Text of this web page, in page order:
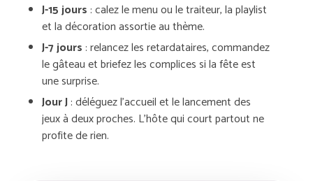
J-15 jours : calez le menu ou le traiteur, la playlist
et la décoration assortie au thème.
J-7 jours : relancez les retardataires, commandez
le gâteau et briefez les complices si la fête est
une surprise.
Jour J: déléguez l’accueil et le lancement des
jeux à deux proches. L’hôte qui court partout ne
profite de rien.